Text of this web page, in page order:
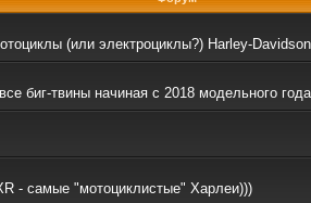
(или электроциклы?) Harley-Davidson
биг-твины начиная с 2018 модельного
- самые "мотоциклистые" Харлеи)))